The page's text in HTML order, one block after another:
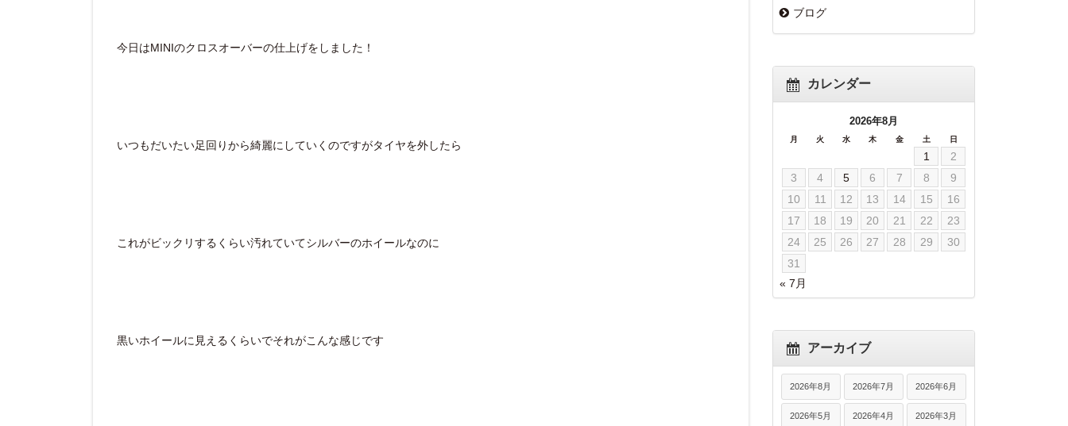
今日はMINIのクロスオーバーの仕上げをしました！
いつもだいたい足回りから綺麗にしていくのですがタイヤを外したら
これがビックリするくらい汚れていてシルバーのホイールなのに
黒いホイールに見えるくらいでそれがこんな感じです
ブログ
カレンダー
2026年8月
月 火 水 木 金 土 日
1
2
3
4 5 6 7 8
9
10
11 12 13 14 15
16
17
18 19 20 21 22
23
24
25 26 27 28 29
30
31
« 7月
アーカイブ
2026年8月 2026年7月 2026年6月
2026年5月 2026年4月 2026年3月